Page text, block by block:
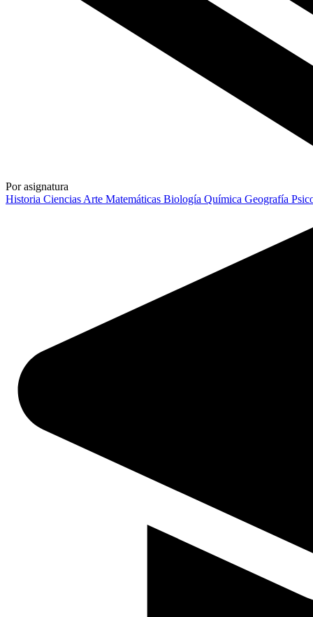
Por asignatura
Historia Ciencias Arte Matemáticas Biología Química Geografía